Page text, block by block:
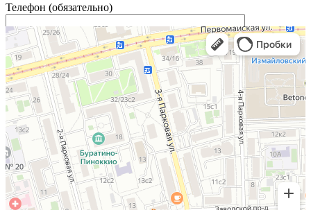
Телефон (обязательно)
Отправляя форму Вы соглашаетесь сполитикой
конфиденциальности*